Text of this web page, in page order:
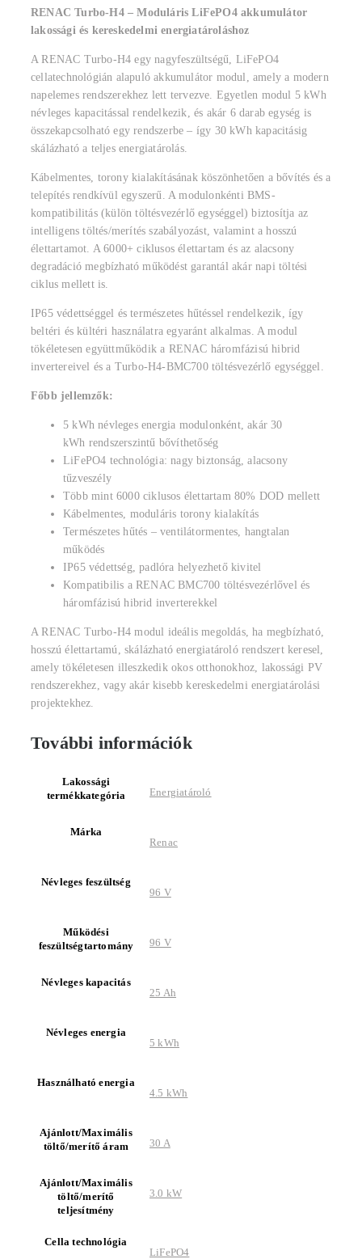
RENAC Turbo-H4 – Moduláris LiFePO4 akkumulátor
lakossági és kereskedelmi energiatároláshoz
A RENAC Turbo-H4 egy nagyfeszültségű, LiFePO4
cellatechnológián alapuló akkumulátor modul, amely a modern
napelemes rendszerekhez lett tervezve. Egyetlen modul 5 kWh
névleges kapacitással rendelkezik, és akár 6 darab egység is
összekapcsolható egy rendszerbe – így 30 kWh kapacitásig
skálázható a teljes energiatárolás.
Kábelmentes, torony kialakításának köszönhetően a bővítés és a
telepítés rendkívül egyszerű. A modulonkénti BMS-
kompatibilitás (külön töltésvezérlő egységgel) biztosítja az
intelligens töltés/merítés szabályozást, valamint a hosszú
élettartamot. A 6000+ ciklusos élettartam és az alacsony
degradáció megbízható működést garantál akár napi töltési
ciklus mellett is.
IP65 védettséggel és természetes hűtéssel rendelkezik, így
beltéri és kültéri használatra egyaránt alkalmas. A modul
tökéletesen együttműködik a RENAC háromfázisú hibrid
invertereivel és a Turbo-H4-BMC700 töltésvezérlő egységgel.
Főbb jellemzők:
5 kWh névleges energia modulonként, akár 30
kWh rendszerszintű bővíthetőség
LiFePO4 technológia: nagy biztonság, alacsony
tűzveszély
Több mint 6000 ciklusos élettartam 80% DOD mellett
Kábelmentes, moduláris torony kialakítás
Természetes hűtés – ventilátormentes, hangtalan
működés
IP65 védettség, padlóra helyezhető kivitel
Kompatibilis a RENAC BMC700 töltésvezérlővel és
háromfázisú hibrid inverterekkel
A RENAC Turbo-H4 modul ideális megoldás, ha megbízható,
hosszú élettartamú, skálázható energiatároló rendszert keresel,
amely tökéletesen illeszkedik okos otthonokhoz, lakossági PV
rendszerekhez, vagy akár kisebb kereskedelmi energiatárolási
projektekhez.
További információk
Lakossági
termékkategória
Energiatároló
Márka
Renac
Névleges feszültség
96 V
Működési
feszültségtartomány
96 V
Névleges kapacitás
25 Ah
Névleges energia
5 kWh
Használható energia
4.5 kWh
Ajánlott/Maximális
töltő/merítő áram
30 A
Ajánlott/Maximális
töltő/merítő
teljesítmény
3.0 kW
Cella technológia
LiFePO4